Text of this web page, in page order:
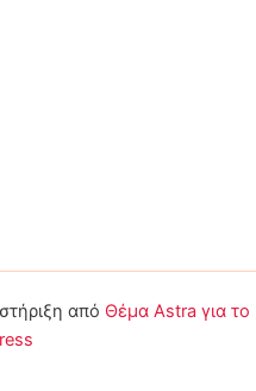
από Θέμα Astra για το